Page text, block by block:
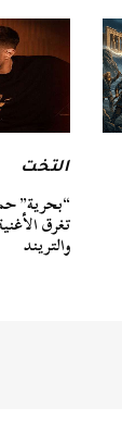
التخت
“بحرية”
تغرق
والتريند